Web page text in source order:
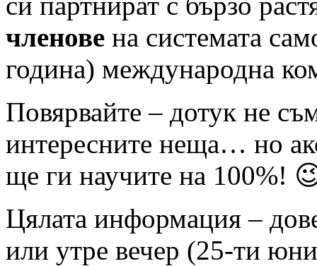
членове на системата
година) международна
Повярвайте – дотук не
интересните неща… но
ще ги научите на 100%!
Цялата информация –
или утре вечер (25-ти